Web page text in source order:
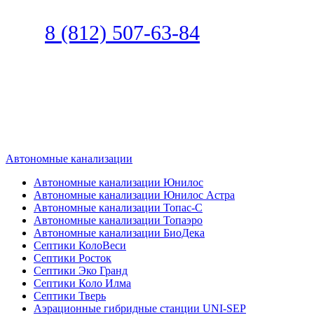
8 (812) 507-63-84
Автономные канализации
Автономные канализации Юнилос
Автономные канализации Юнилос Астра
Автономные канализации Топас-С
Автономные канализации Топаэро
Автономные канализации БиоДека
Септики КолоВеси
Септики Росток
Септики Эко Гранд
Септики Коло Илма
Септики Тверь
Аэрационные гибридные станции UNI-SEP